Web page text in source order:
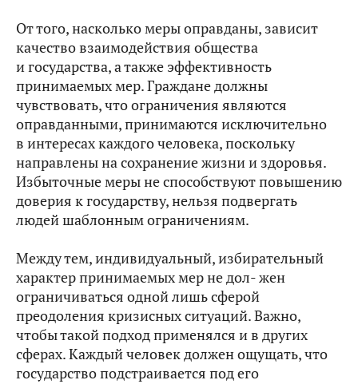
От того, насколько меры оправданы, зависит
качество взаимодействия общества
и государства, а также эффективность
принимаемых мер. Граждане должны
чувствовать, что ограничения являются
оправданными, принимаются исключительно
в интересах каждого человека, поскольку
направлены на сохранение жизни и здоровья.
Избыточные меры не способствуют повышению
доверия к государству, нельзя подвергать
людей шаблонным ограничениям.
Между тем, индивидуальный, избирательный
характер принимаемых мер не дол- жен
ограничиваться одной лишь сферой
преодоления кризисных ситуаций. Важно,
чтобы такой подход применялся и в других
сферах. Каждый человек должен ощущать, что
государство подстраивается под его